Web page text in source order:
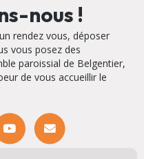
nous !
rendez vous, déposer
vous posez des
paroissial de Belgentier,
de vous accueillir le